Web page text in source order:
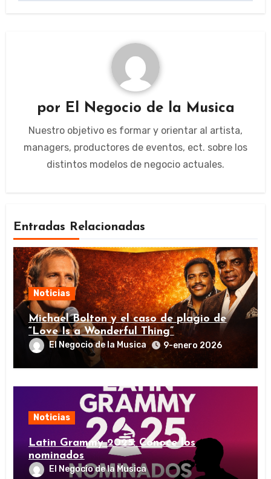
por El Negocio de la Musica
Nuestro objetivo es formar y orientar al artista,
managers, productores de eventos, ect. sobre los
distintos modelos de negocio actuales.
Entradas Relacionadas
Noticias
Michael Bolton y el caso de plagio de
“Love Is a Wonderful Thing”
El Negocio de la Musica 9-enero 2026
Noticias
Latin Grammy 2025: Conoce los
nominados
El Negocio de la Musica